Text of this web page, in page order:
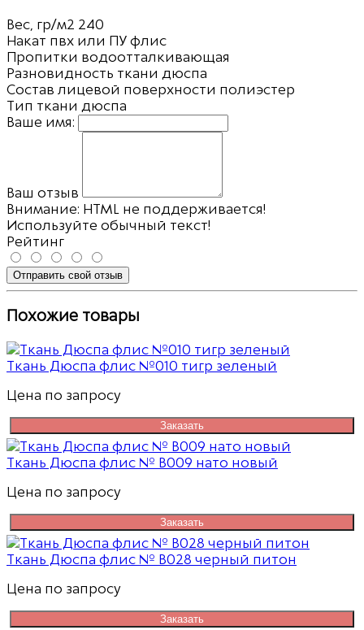
Вес, гр/м2 240
Накат пвх или ПУ флис
Пропитки водоотталкивающая
Разновидность ткани дюспа
Состав лицевой поверхности полиэстер
Тип ткани дюспа
Ваше имя:
Ваш отзыв
Внимание: HTML не поддерживается!
Используйте обычный текст!
Рейтинг
Отправить свой отзыв
Похожие товары
Ткань Дюспа флис №010 тигр зеленый
Цена по запросу
Заказать
Ткань Дюспа флис № В009 нато новый
Цена по запросу
Заказать
Ткань Дюспа флис № В028 черный питон
Цена по запросу
Заказать